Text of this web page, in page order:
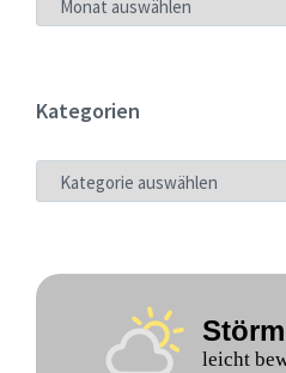
Kategorien
KATEGORIEN
leicht